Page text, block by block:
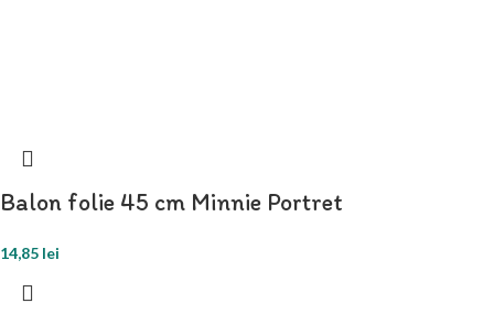
Balon folie 45 cm Minnie Portret
14,85 lei